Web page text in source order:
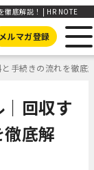
徹底解説！ | HR NOTE
メルマガ登録
手続きの流れを徹底
回収す
底解